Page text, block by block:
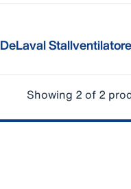
DeLaval
Showing 2 of 2